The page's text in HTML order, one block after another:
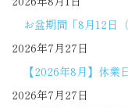
お盆期間「8月12日
2026年7月27日
【2026年8月】休業
2026年7月27日